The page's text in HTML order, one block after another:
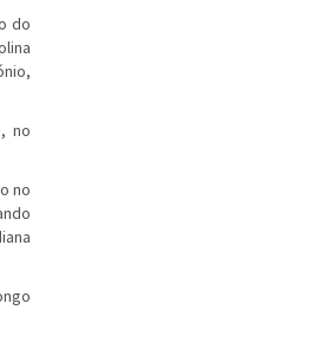
do
no
no